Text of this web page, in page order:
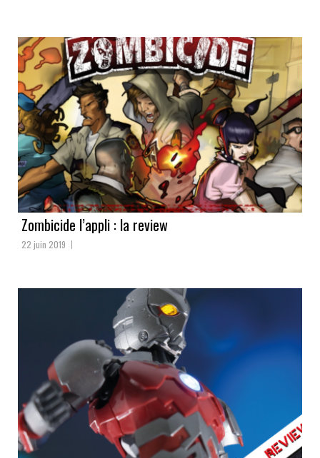
Zombicide l’appli : la review
22 juin 2019